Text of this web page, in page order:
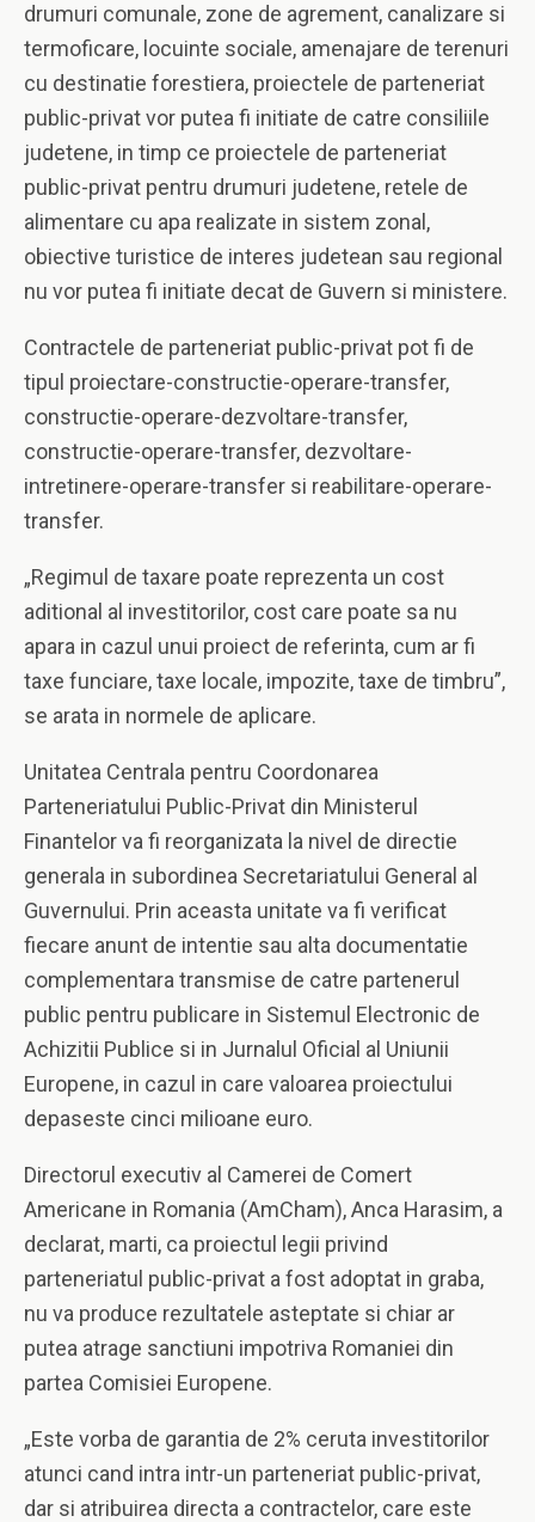
drumuri comunale, zone de agrement, canalizare si
termoficare, locuinte sociale, amenajare de terenuri
cu destinatie forestiera, proiectele de parteneriat
public-privat vor putea fi initiate de catre consiliile
judetene, in timp ce proiectele de parteneriat
public-privat pentru drumuri judetene, retele de
alimentare cu apa realizate in sistem zonal,
obiective turistice de interes judetean sau regional
nu vor putea fi initiate decat de Guvern si ministere.
Contractele de parteneriat public-privat pot fi de
tipul proiectare-constructie-operare-transfer,
constructie-operare-dezvoltare-transfer,
constructie-operare-transfer, dezvoltare-
intretinere-operare-transfer si reabilitare-operare-
transfer.
„Regimul de taxare poate reprezenta un cost
aditional al investitorilor, cost care poate sa nu
apara in cazul unui proiect de referinta, cum ar fi
taxe funciare, taxe locale, impozite, taxe de timbru”,
se arata in normele de aplicare.
Unitatea Centrala pentru Coordonarea
Parteneriatului Public-Privat din Ministerul
Finantelor va fi reorganizata la nivel de directie
generala in subordinea Secretariatului General al
Guvernului. Prin aceasta unitate va fi verificat
fiecare anunt de intentie sau alta documentatie
complementara transmise de catre partenerul
public pentru publicare in Sistemul Electronic de
Achizitii Publice si in Jurnalul Oficial al Uniunii
Europene, in cazul in care valoarea proiectului
depaseste cinci milioane euro.
Directorul executiv al Camerei de Comert
Americane in Romania (AmCham), Anca Harasim, a
declarat, marti, ca proiectul legii privind
parteneriatul public-privat a fost adoptat in graba,
nu va produce rezultatele asteptate si chiar ar
putea atrage sanctiuni impotriva Romaniei din
partea Comisiei Europene.
„Este vorba de garantia de 2% ceruta investitorilor
atunci cand intra intr-un parteneriat public-privat,
dar si atribuirea directa a contractelor, care este